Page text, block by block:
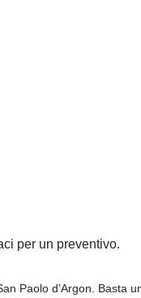
per un preventivo.
Paolo d’Argon. Basta